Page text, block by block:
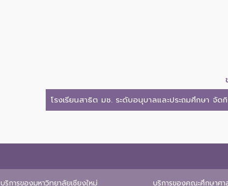
โรงเรียนสาธิต มช. ระดับอนุบาลและประถมศึกษา จัดกิ
บริการของมหาวิทยาลัยเชียงใหม่ บริการของคณะศึกษาศ